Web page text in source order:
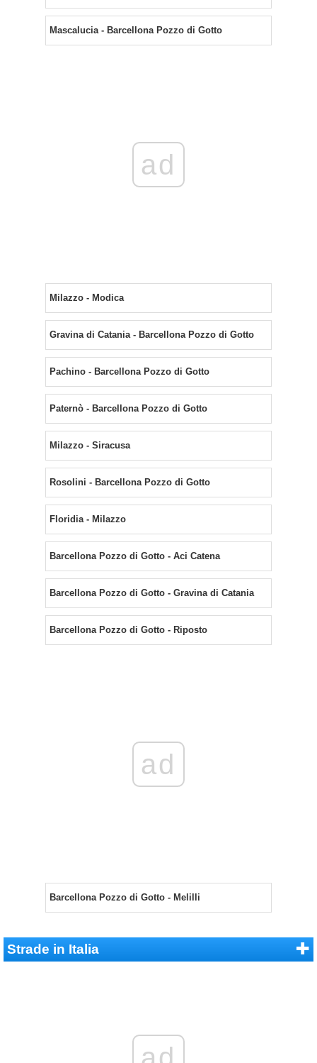
Mascalucia - Barcellona Pozzo di Gotto
ad
Milazzo - Modica
Gravina di Catania - Barcellona Pozzo di Gotto
Pachino - Barcellona Pozzo di Gotto
Paternò - Barcellona Pozzo di Gotto
Milazzo - Siracusa
Rosolini - Barcellona Pozzo di Gotto
Floridia - Milazzo
Barcellona Pozzo di Gotto - Aci Catena
Barcellona Pozzo di Gotto - Gravina di Catania
Barcellona Pozzo di Gotto - Riposto
ad
Barcellona Pozzo di Gotto - Melilli
Strade in Italia